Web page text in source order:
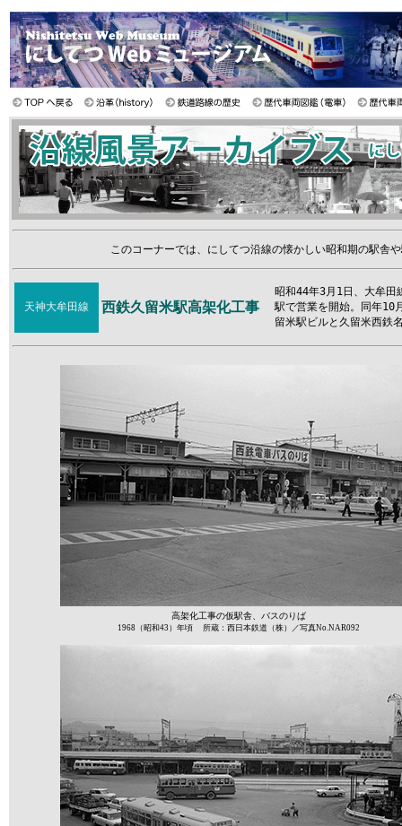
このコーナーでは、にしてつ沿線の懐かしい昭和期の駅舎
天神大牟田線 西鉄久留米駅高架化工事
昭和44年3月1日、大牟田
駅で営業を開始。同年10
留米駅ビルと久留米西鉄
高架化工事の仮駅舎、バスのりば
1968（昭和43）年頃 所蔵：西日本鉄道（株）／写真No.NAR092